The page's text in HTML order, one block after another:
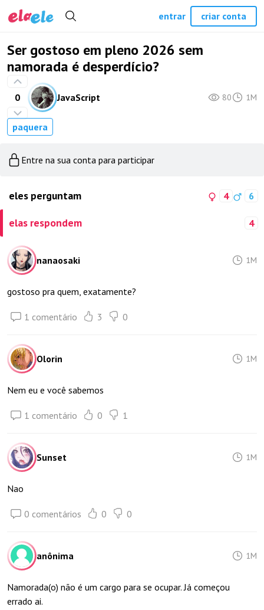
Ser gostoso em pleno 2026 sem
namorada é desperdício?
0 JavaScript 80 1M
paquera
Entre na sua conta para participar
eles perguntam 4 6
elas respondem 4
nanaosaki 1M
gostoso pra quem, exatamente?
1 comentário 3 0
Olorin 1M
Nem eu e você sabemos
1 comentário 0 1
Sunset 1M
Nao
0 comentários 0 0
anônima 1M
Namorada(o) não é um cargo para se ocupar. Já começou
errado ai.
entrar criar conta